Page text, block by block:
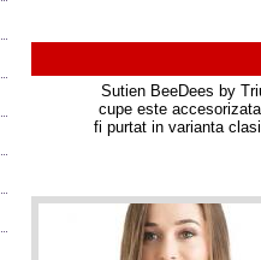
Sutien BeeDees by
cupe este
fi purtat in varianta